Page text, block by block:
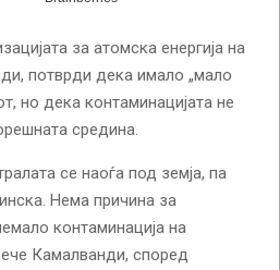
за атомска енергија на
потврди дека имало „мало
но дека контаминацијата не
средина.
се наоѓа под земја, па
Нема причина за
контаминација на
Камалванди, според